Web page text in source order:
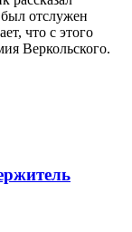
отслужен
что с этого
Веркольского.